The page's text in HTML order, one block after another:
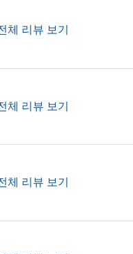
체 리뷰 보기
체 리뷰 보기
체 리뷰 보기